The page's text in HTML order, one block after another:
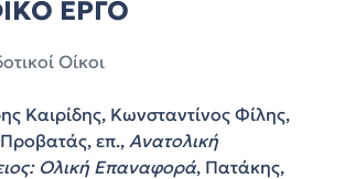
ΕΡΓΟ
Οίκοι
Καιρίδης, Κωνσταντίνος Φίλης,
επ., Ανατολική
Ολική Επαναφορά, Πατάκης,